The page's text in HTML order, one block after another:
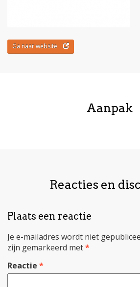
Ga naar website
Aanpak
Reacties en
Plaats een reactie
Je e-mailadres wordt niet
zijn gemarkeerd met*
Reactie *